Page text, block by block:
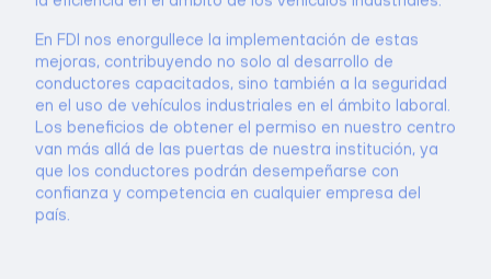
mejoras, contribuyendo no solo al desarrollo de
conductores capacitados, sino también a la seguridad
en el uso de vehículos industriales en el ámbito laboral.
Los beneficios de obtener el permiso en nuestro centro
van más allá de las puertas de nuestra institución, ya
que los conductores podrán desempeñarse con
confianza y competencia en cualquier empresa del
país.